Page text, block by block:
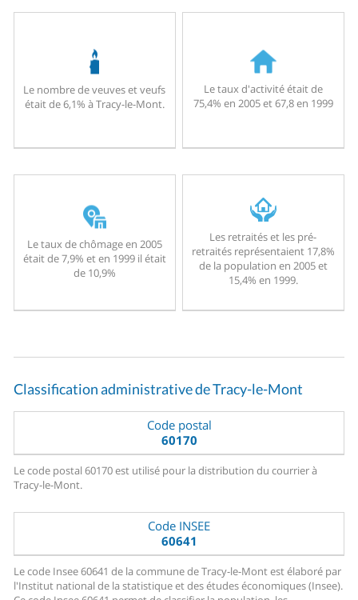
Le nombre de veuves et veufs
était de 6,1% à Tracy-le-Mont.
Le taux d'activité était de
75,4% en 2005 et 67,8 en 1999
Le taux de chômage en 2005
était de 7,9% et en 1999 il était
de 10,9%
Les retraités et les pré-
retraités représentaient 17,8%
de la population en 2005 et
15,4% en 1999.
Classification administrative de Tracy-le-Mont
Code postal
60170
Le code postal 60170 est utilisé pour la distribution du courrier à
Tracy-le-Mont.
Code INSEE
60641
Le code Insee 60641 de la commune de Tracy-le-Mont est élaboré par
l'Institut national de la statistique et des études économiques (Insee).